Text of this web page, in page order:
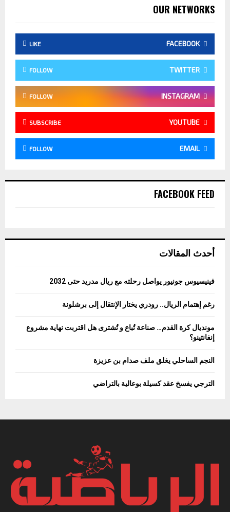
OUR NETWORKS
FACEBOOK
LIKE
TWITTER
FOLLOW
INSTAGRAM
FOLLOW
YOUTUBE
SUBSCRIBE
EMAIL
FOLLOW
FACEBOOK FEED
أحدث المقالات
فينيسيوس جونيور يواصل رحلته مع ريال مدريد حتى 2032
رغم إهتمام الريال.. رودري يختار الإنتقال إلى برشلونة
مونديال كرة القدم… صناعة تُباع و تُشترى هل اقتربت نهاية مشروع
إنفانتينو؟
النجم الساحلي يغلق ملف صدام بن عزيزة
الترجي يفسخ عقد كسيلة بوعالية بالتراضي